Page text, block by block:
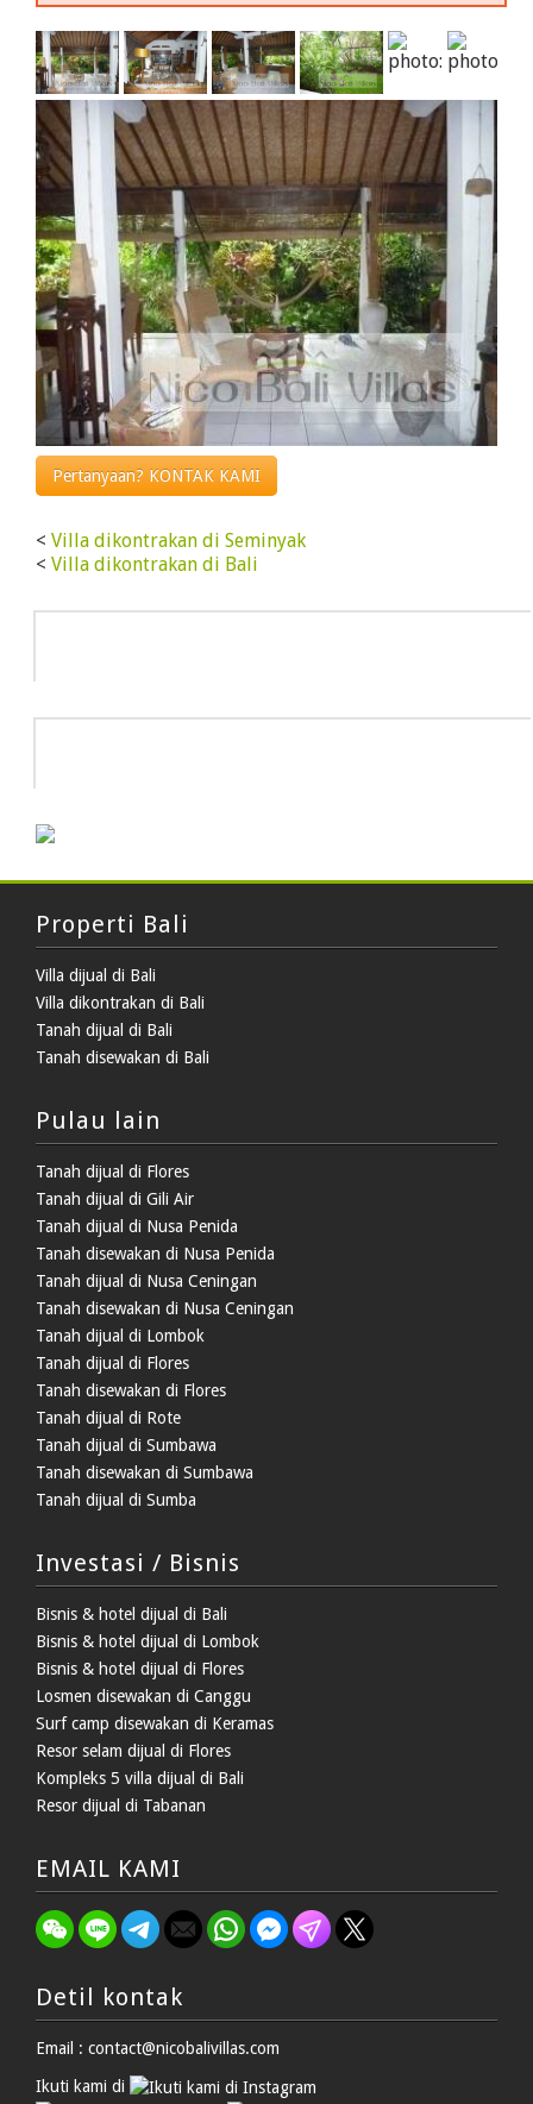
Pertanyaan? KONTAK KAMI
< Villa dikontrakan di Seminyak
< Villa dikontrakan di Bali
Properti Bali
Villa dijual di Bali
Villa dikontrakan di Bali
Tanah dijual di Bali
Tanah disewakan di Bali
Pulau lain
Tanah dijual di Flores
Tanah dijual di Gili Air
Tanah dijual di Nusa Penida
Tanah disewakan di Nusa Penida
Tanah dijual di Nusa Ceningan
Tanah disewakan di Nusa Ceningan
Tanah dijual di Lombok
Tanah dijual di Flores
Tanah disewakan di Flores
Tanah dijual di Rote
Tanah dijual di Sumbawa
Tanah disewakan di Sumbawa
Tanah dijual di Sumba
Investasi / Bisnis
Bisnis & hotel dijual di Bali
Bisnis & hotel dijual di Lombok
Bisnis & hotel dijual di Flores
Losmen disewakan di Canggu
Surf camp disewakan di Keramas
Resor selam dijual di Flores
Kompleks 5 villa dijual di Bali
Resor dijual di Tabanan
EMAIL KAMI
Detil kontak
Email : contact@nicobalivillas.com
Ikuti kami di